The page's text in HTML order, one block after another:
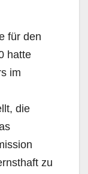
für den
hatte
im
die
zu